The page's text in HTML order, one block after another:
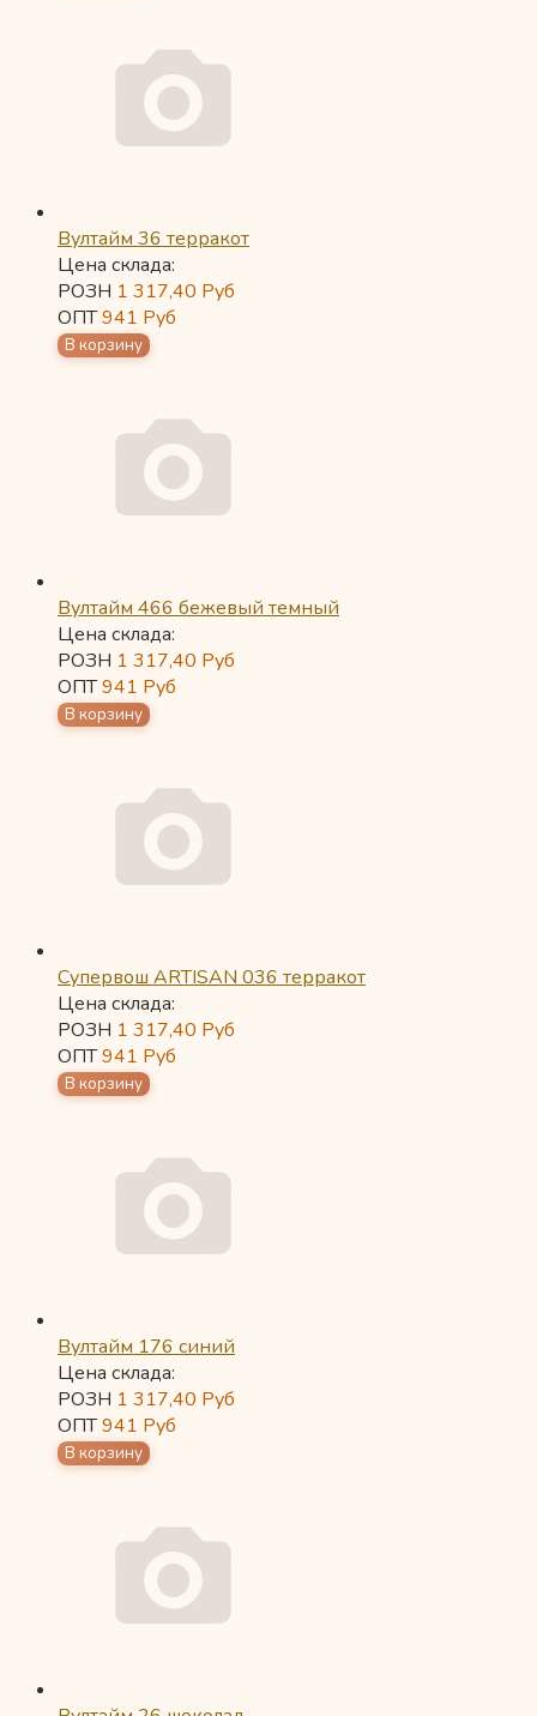
Вултайм 36 терракот
Цена склада:
РОЗН 1 317,40 Руб
ОПТ941 Руб
Вултайм 466 бежевый темный
Цена склада:
РОЗН 1 317,40 Руб
ОПТ941 Руб
Супервош ARTISAN 036 терракот
Цена склада:
РОЗН 1 317,40 Руб
ОПТ941 Руб
Вултайм 176 синий
Цена склада:
РОЗН 1 317,40 Руб
ОПТ941 Руб